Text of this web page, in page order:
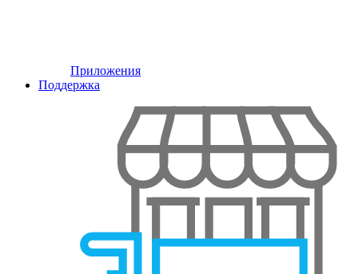
Приложения
Поддержка